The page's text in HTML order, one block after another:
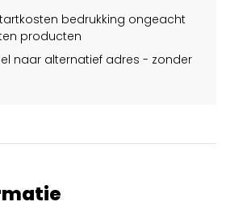
bedrukking ongeacht
producten
naar alternatief adres - zonder